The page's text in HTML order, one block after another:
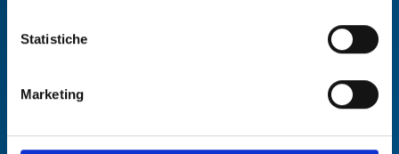
Statistiche
Marketing